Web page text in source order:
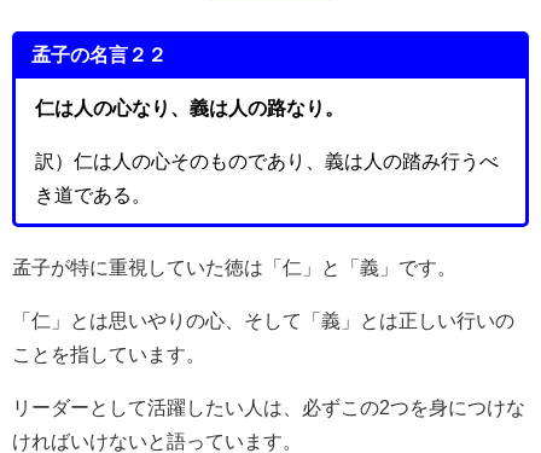
孟子の名言２２
仁は人の心なり、義は人の路なり。
訳）仁は人の心そのものであり、義は人の踏み行うべ
き道である。
孟子が特に重視していた徳は「仁」と「義」です。
「仁」とは思いやりの心、そして「義」とは正しい行いの
ことを指しています。
リーダーとして活躍したい人は、必ずこの2つを身につけな
ければいけないと語っています。